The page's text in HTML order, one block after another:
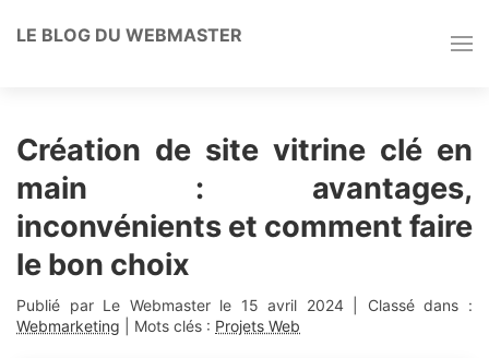
LE BLOG DU WEBMASTER
Création de site vitrine clé en
main : avantages,
inconvénients et comment faire
le bon choix
Publié par Le Webmaster le 15 avril 2024
| Classé dans :
Webmarketing | Mots clés : Projets Web